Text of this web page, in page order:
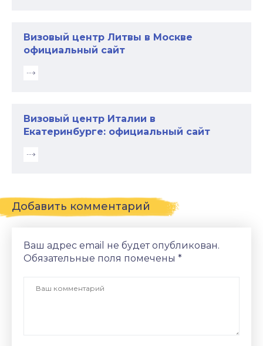
Визовый центр Литвы в Москве
официальный сайт
Визовый центр Италии в
Екатеринбурге: официальный сайт
Добавить комментарий
Ваш адрес email не будет опубликован.
Обязательные поля помечены *